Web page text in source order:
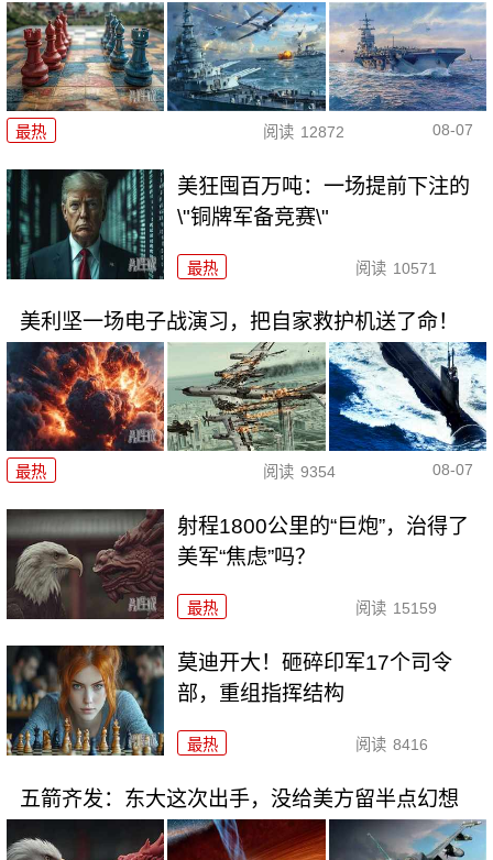
最热 阅读 12872 08-07
美狂囤百万吨：一场提前下注的
\"铜牌军备竞赛\"
最热 阅读 10571
美利坚一场电子战演习，把自家救护机送了命！
最热 阅读 9354 08-07
射程1800公里的“巨炮”，治得了
美军“焦虑”吗？
最热 阅读 15159
莫迪开大！砸碎印军17个司令
部，重组指挥结构
最热 阅读 8416
五箭齐发：东大这次出手，没给美方留半点幻想